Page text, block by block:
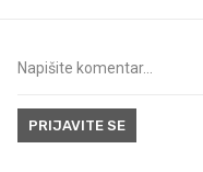
PRIJAVITE SE